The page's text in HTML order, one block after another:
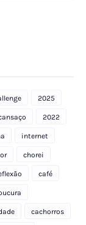
2025
2022
internet
chorei
café
cachorros